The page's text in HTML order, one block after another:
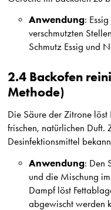
Anwendung:
verschmutzten
Schmutz Essig und
2.4 Backofen
Methode)
Die Säure der Zitrone löst
frischen, natürlichen Duft.
Desinfektionsmittel
Anwendung: Den
und die Mischung
Dampf löst
abgewischt werden